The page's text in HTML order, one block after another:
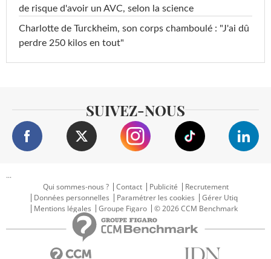
de risque d'avoir un AVC, selon la science
Charlotte de Turckheim, son corps chamboulé : "J'ai dû
perdre 250 kilos en tout"
SUIVEZ-NOUS
...
Qui sommes-nous ?
Contact Publicité
Recrutement
Données personnelles
Paramétrer les cookies
Gérer Utiq
Mentions légales
Groupe Figaro © 2026 CCM Benchmark